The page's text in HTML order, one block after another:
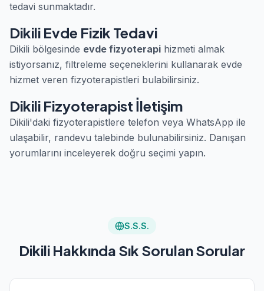
tedavi sunmaktadır.
Dikili Evde Fizik Tedavi
Dikili bölgesinde evde fizyoterapi hizmeti almak
istiyorsanız, filtreleme seçeneklerini kullanarak evde
hizmet veren fizyoterapistleri bulabilirsiniz.
Dikili Fizyoterapist İletişim
Dikili'daki fizyoterapistlere telefon veya WhatsApp ile
ulaşabilir, randevu talebinde bulunabilirsiniz. Danışan
yorumlarını inceleyerek doğru seçimi yapın.
S.S.S.
Dikili Hakkında Sık Sorulan Sorular